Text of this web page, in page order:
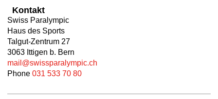
Kontakt
Swiss Paralympic
Haus des Sports
Talgut-Zentrum 27
3063 Ittigen b. Bern
mail@swissparalympic.ch
Phone 031 533 70 80